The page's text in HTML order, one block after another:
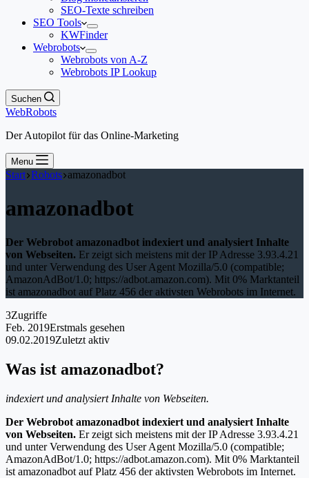
SEO-Texte schreiben
SEO Tools
KWFinder
Webrobots
Webrobots von A-Z
Webrobots IP Lookup
Suchen
WebRobots
Der Autopilot für das Online-Marketing
Menu
Start Robots amazonadbot
amazonadbot
Der Webrobot amazonadbot indexiert und analysiert Inhalte
von Webseiten. Er zeigt sich meistens mit der IP Adresse 3.93.4.21
und unter Verwendung des User Agent Mozilla/5.0 (compatible;
AmazonAdBot/1.0; https://adbot.amazon.com). Mit 0% Marktanteil
ist amazonadbot auf Platz 456 der aktivsten Webrobots im Internet.
3Zugriffe
Feb. 2019Erstmals gesehen
09.02.2019Zuletzt aktiv
Was ist amazonadbot?
indexiert und analysiert Inhalte von Webseiten.
Der Webrobot amazonadbot indexiert und analysiert Inhalte
von Webseiten. Er zeigt sich meistens mit der IP Adresse 3.93.4.21
und unter Verwendung des User Agent Mozilla/5.0 (compatible;
AmazonAdBot/1.0; https://adbot.amazon.com). Mit 0% Marktanteil
ist amazonadbot auf Platz 456 der aktivsten Webrobots im Internet.